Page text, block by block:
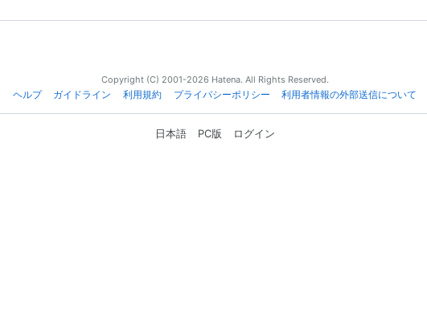
Copyright (C) 2001-2026 Hatena. All Rights Reserved.
ヘルプ
ガイドライン 利用規約 プライバシーポリシー 利用者情報の外部送信について
日本語 PC版 ログイン